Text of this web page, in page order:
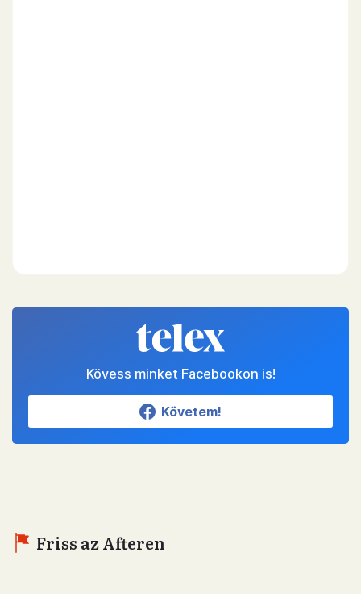
Kövess minket Facebookon is!
Követem!
Friss az Afteren